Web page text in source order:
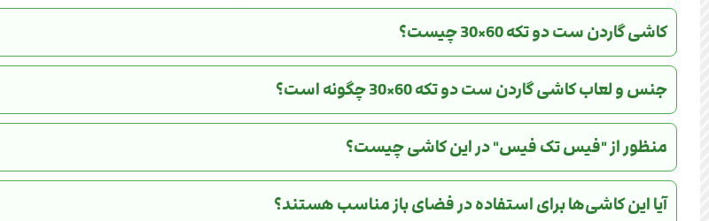
کاشی گاردن ست دو تکه 60×30 چیست؟
جنس و لعاب کاشی گاردن ست دو تکه 60×30 چگونه است؟
منظور از "فیس تک فیس" در این کاشی چیست؟
آیا این کاشی‌ها برای استفاده در فضای باز مناسب هستند؟